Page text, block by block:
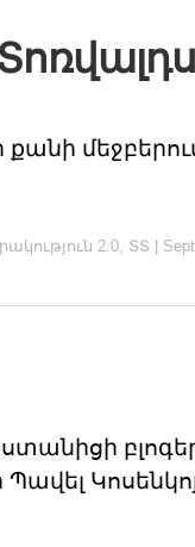
քանի
2.0, ՏՏ